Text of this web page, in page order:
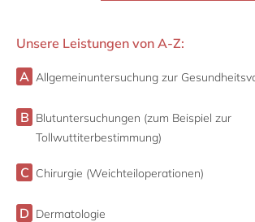
Unsere Leistungen von A-Z:
A Allgemeinuntersuchung zur
B Blutuntersuchungen (zum Beispiel zur
Tollwuttiterbestimmung)
C Chirurgie (Weichteiloperationen)
D Dermatologie